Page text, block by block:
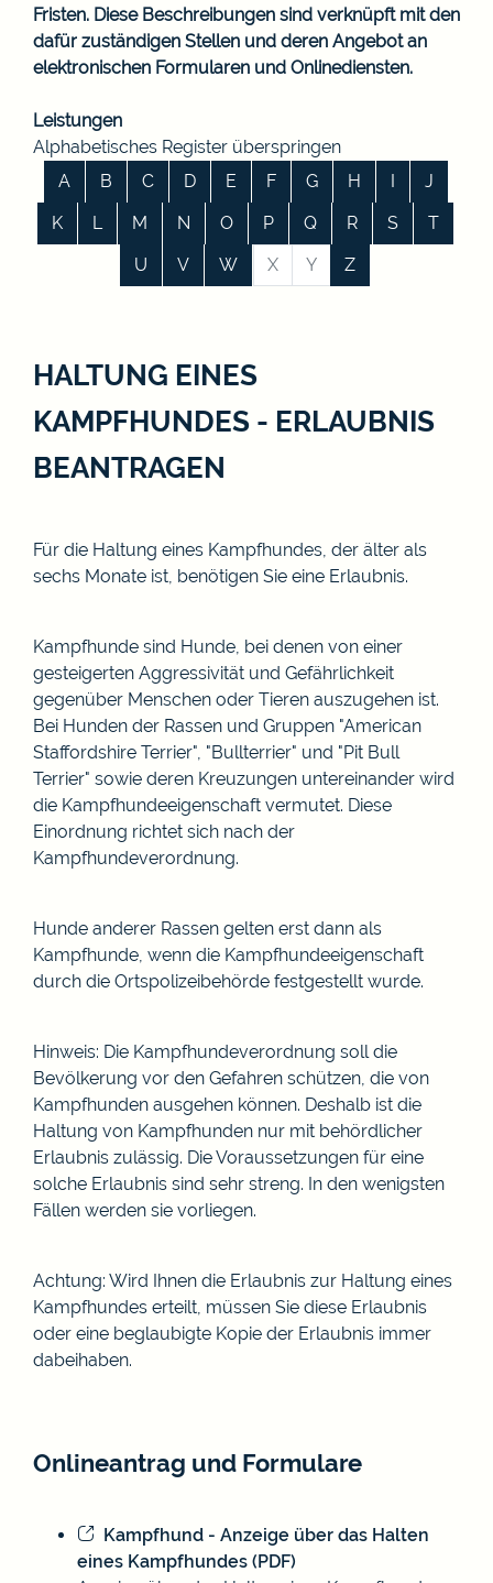
Fristen. Diese Beschreibungen sind verknüpft mit den
dafür zuständigen Stellen und deren Angebot an
elektronischen Formularen und Onlinediensten.
Leistungen
Alphabetisches Register überspringen
A
B C D E F G H I
J
K
L M N O P Q R S
T
U
V W X Y Z
HALTUNG EINES
KAMPFHUNDES - ERLAUBNIS
BEANTRAGEN
Für die Haltung eines Kampfhundes, der älter als
sechs Monate ist, benötigen Sie eine Erlaubnis.
Kampfhunde sind Hunde, bei denen von einer
gesteigerten Aggressivität und Gefährlichkeit
gegenüber Menschen oder Tieren auszugehen ist.
Bei Hunden der Rassen und Gruppen "American
Staffordshire Terrier", "Bullterrier" und "Pit Bull
Terrier" sowie deren Kreuzungen untereinander wird
die Kampfhundeeigenschaft vermutet. Diese
Einordnung richtet sich nach der
Kampfhundeverordnung.
Hunde anderer Rassen gelten erst dann als
Kampfhunde, wenn die Kampfhundeeigenschaft
durch die Ortspolizeibehörde festgestellt wurde.
Hinweis: Die Kampfhundeverordnung soll die
Bevölkerung vor den Gefahren schützen, die von
Kampfhunden ausgehen können. Deshalb ist die
Haltung von Kampfhunden nur mit behördlicher
Erlaubnis zulässig. Die Voraussetzungen für eine
solche Erlaubnis sind sehr streng. In den wenigsten
Fällen werden sie vorliegen.
Achtung: Wird Ihnen die Erlaubnis zur Haltung eines
Kampfhundes erteilt, müssen Sie diese Erlaubnis
oder eine beglaubigte Kopie der Erlaubnis immer
dabeihaben.
Onlineantrag und Formulare
Kampfhund - Anzeige über das Halten
eines Kampfhundes (PDF)